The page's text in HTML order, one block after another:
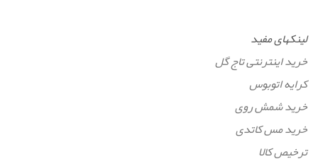
لینکهای مفید
خرید اینترنتی تاج گل
کرایه اتوبوس
خرید شمش روی
خرید مس کاتدی
ترخیص کالا